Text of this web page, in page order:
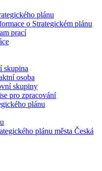
plánu
o Strategickém plánu
prací
skupina
osoba
skupiny
pro zpracování
plánu
plánu města Česká